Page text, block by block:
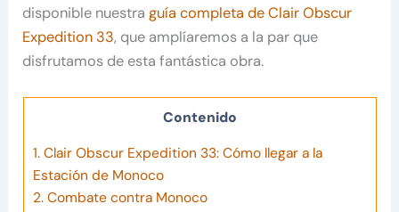
disponible nuestraguía completa de Clair Obscur
Expedition 33, que amplíaremos a la par que
disfrutamos de esta fantástica obra.
Contenido
1.Clair Obscur Expedition 33: Cómo llegar a la
Estación de Monoco
2.Combate contra Monoco